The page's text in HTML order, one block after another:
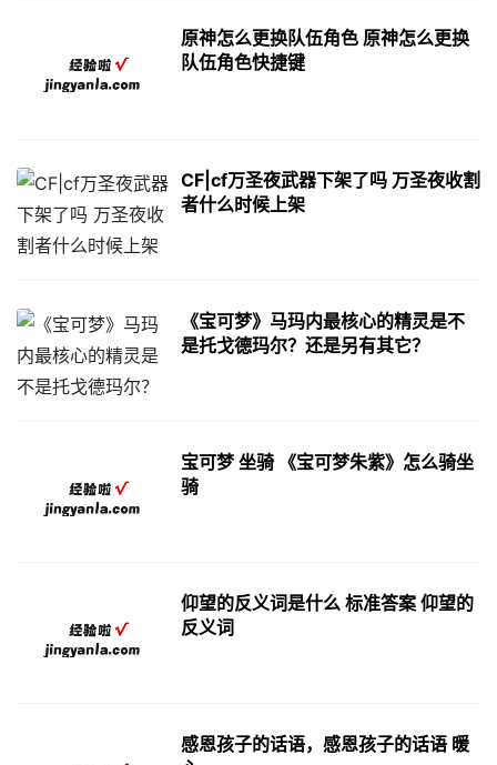
原神怎么更换队伍角色 原神怎么更换
队伍角色快捷键
CF|cf万圣夜武器下架了吗 万圣夜收割
者什么时候上架
《宝可梦》马玛内最核心的精灵是不
是托戈德玛尔？还是另有其它？
宝可梦 坐骑 《宝可梦朱紫》怎么骑坐
骑
仰望的反义词是什么 标准答案 仰望的
反义词
感恩孩子的话语，感恩孩子的话语 暖